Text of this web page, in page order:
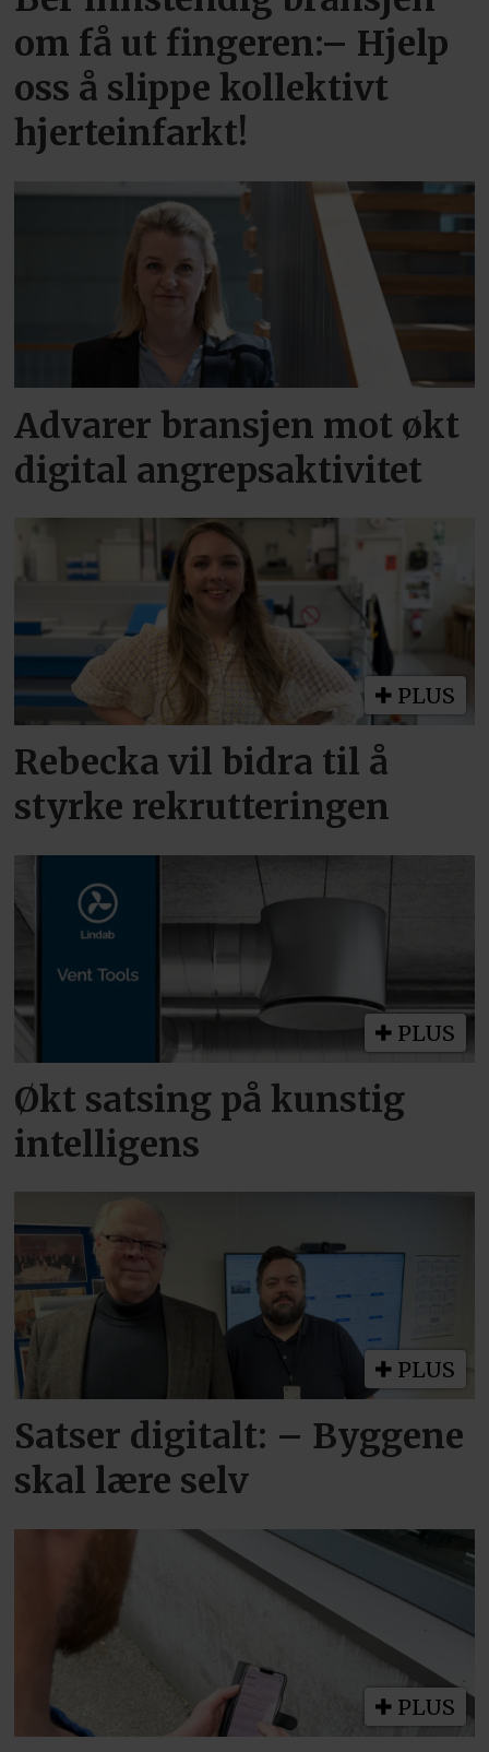
om få ut fingeren:– Hjelp
oss å slippe kollektivt
hjerteinfarkt!
Advarer bransjen mot økt
digital angrepsaktivitet
PLUS
Rebecka vil bidra til å
styrke rekrutteringen
PLUS
Økt satsing på kunstig
intelligens
PLUS
Satser digitalt: – Byggene
skal lære selv
PLUS